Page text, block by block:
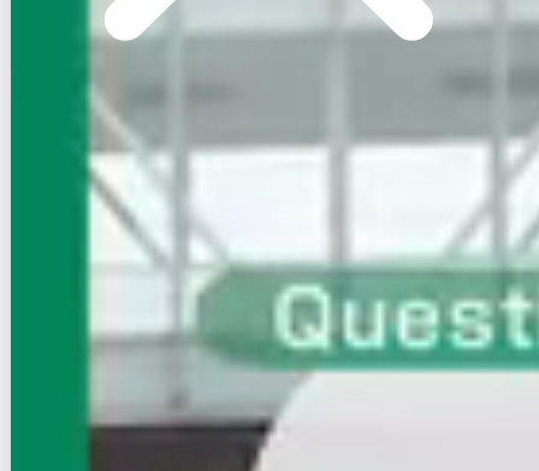
お店にLINEで相談する
賃貸マンション
エステート・モア・平尾パージュ
築年数
建物階数
13階建
無料オンライン相談可 インターネット無料
万円
なし
23.98㎡